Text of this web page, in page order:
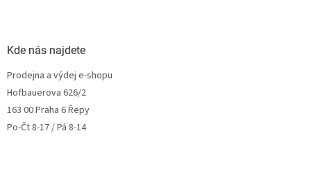
Kde nás najdete
Prodejna a výdej e-shopu
Hofbauerova 626/2
163 00 Praha 6 Řepy
Po-Čt 8-17 / Pá 8-14